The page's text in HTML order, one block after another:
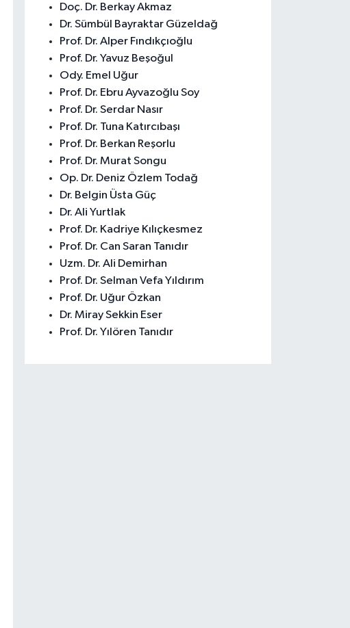
Doç. Dr. Berkay Akmaz
Dr. Sümbül Bayraktar Güzeldağ
Prof. Dr. Alper Fındıkçıoğlu
Prof. Dr. Yavuz Beşoğul
Ody. Emel Uğur
Prof. Dr. Ebru Ayvazoğlu Soy
Prof. Dr. Serdar Nasır
Prof. Dr. Tuna Katırcıbaşı
Prof. Dr. Berkan Reşorlu
Prof. Dr. Murat Songu
Op. Dr. Deniz Özlem Todağ
Dr. Belgin Üsta Güç
Dr. Ali Yurtlak
Prof. Dr. Kadriye Kılıçkesmez
Prof. Dr. Can Saran Tanıdır
Uzm. Dr. Ali Demirhan
Prof. Dr. Selman Vefa Yıldırım
Prof. Dr. Uğur Özkan
Dr. Miray Sekkin Eser
Prof. Dr. Yılören Tanıdır